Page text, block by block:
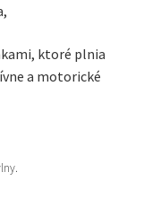
ktoré plnia
a motorické